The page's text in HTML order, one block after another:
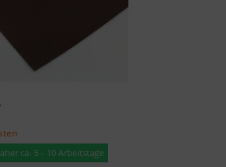
ca. 5 - 10 Arbeitstage